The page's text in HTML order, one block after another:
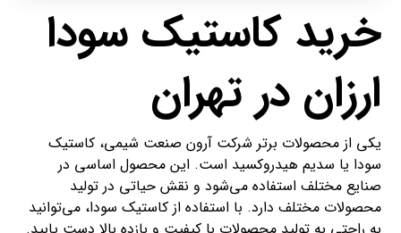
خرید کاستیک سودا
ارزان در تهران
یکی از محصولات برتر شرکت آرون صنعت شیمی، کاستیک
سودا یا سدیم هیدروکسید است. این محصول اساسی در
صنایع مختلف استفاده می‌شود و نقش حیاتی در تولید
محصولات مختلف دارد. با استفاده از کاستیک سودا، می‌توانید